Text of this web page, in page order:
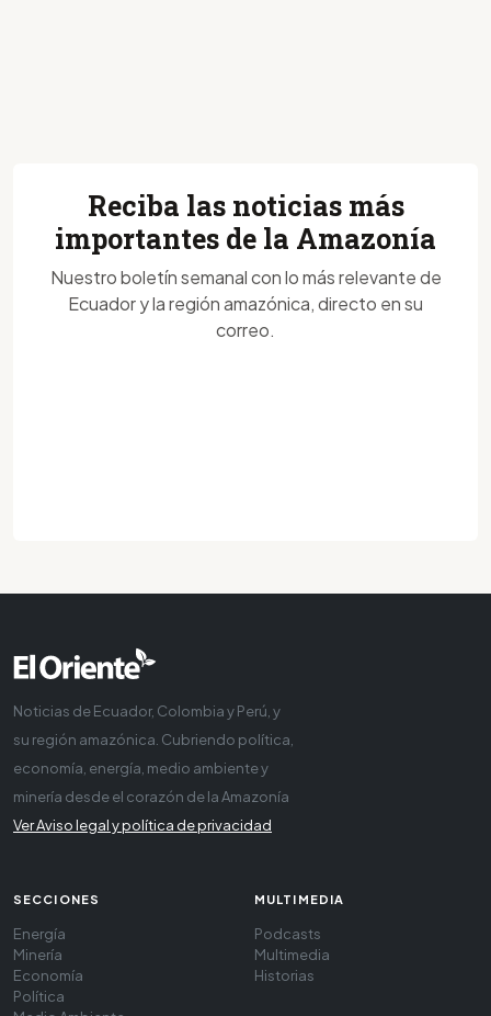
Reciba las noticias más
importantes de la Amazonía
Nuestro boletín semanal con lo más relevante de
Ecuador y la región amazónica, directo en su
correo.
Noticias de Ecuador, Colombia y Perú, y
su región amazónica. Cubriendo política,
economía, energía, medio ambiente y
minería desde el corazón de la Amazonía
Ver Aviso legal y política de privacidad
SECCIONES
Energía
Minería
Economía
Política
MULTIMEDIA
Podcasts
Multimedia
Historias